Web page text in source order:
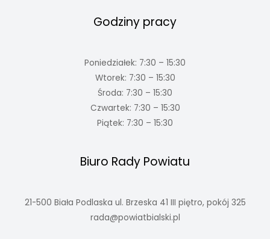
Godziny pracy
Poniedziałek: 7:30 – 15:30
Wtorek: 7:30 – 15:30
Środa: 7:30 – 15:30
Czwartek: 7:30 – 15:30
Piątek: 7:30 – 15:30
Biuro Rady Powiatu
21-500 Biała Podlaska ul. Brzeska 41 III piętro, pokój 325
rada@powiatbialski.pl